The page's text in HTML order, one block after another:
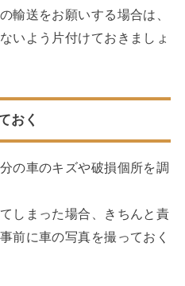
輸送をお願いする場合は、
いよう片付けておきましょ
おく
の車のキズや破損個所を調
しまった場合、きちんと責
前に車の写真を撮っておく